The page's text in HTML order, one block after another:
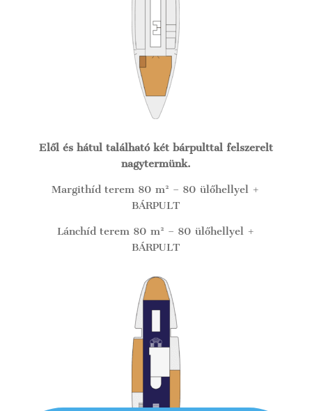
Elől és hátul található két bárpulttal felszerelt
nagytermünk.
Margithíd terem 80 m² – 80 ülőhellyel +
BÁRPULT
Lánchíd terem 80 m² – 80 ülőhellyel +
BÁRPULT